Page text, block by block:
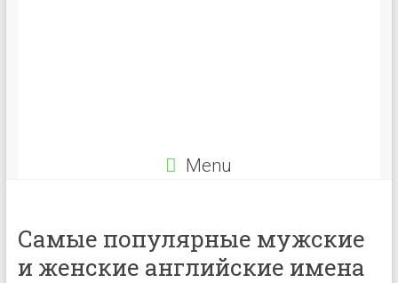
Menu
Самые популярные мужские
и женские английские имена